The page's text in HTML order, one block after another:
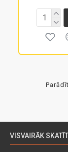
VISVAIRĀK